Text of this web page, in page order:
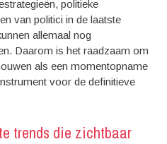
politieke
van politici in de laatste
allemaal nog
Daarom is het raadzaam om
als een momentopname
voor de definitieve
trends die zichtbaar